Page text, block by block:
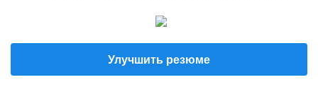
Улучшить резюме